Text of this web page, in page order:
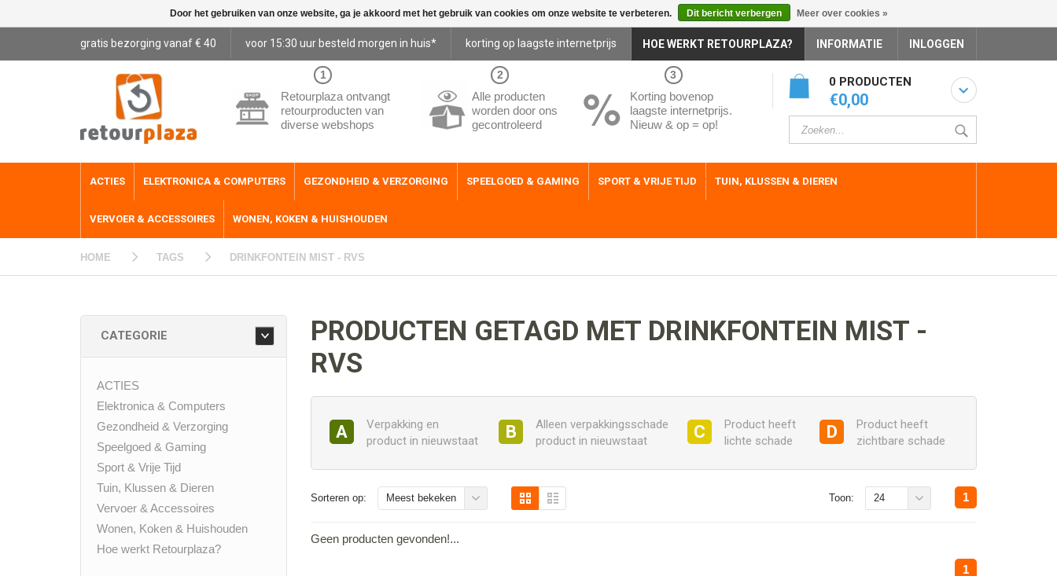
gratis bezorging vanaf € 40 voor 15:30 uur besteld morgen in huis* korting op laagste internetprijs HOE WERKT RETOURPLAZA? INFORMATIE INLOGGEN
1
Retourplaza ontvangt
retourproducten van
diverse webshops
2
Alle producten
worden door ons
gecontroleerd
3
Korting bovenop
laagste internetprijs.
Nieuw & op = op!
0 PRODUCTEN
€0,00
ACTIES ELEKTRONICA & COMPUTERS GEZONDHEID & VERZORGING SPEELGOED & GAMING SPORT & VRIJE TIJD TUIN, KLUSSEN & DIEREN
VERVOER & ACCESSOIRES WONEN, KOKEN & HUISHOUDEN
HOME TAGS DRINKFONTEIN MIST - RVS
CATEGORIE
ACTIES
Elektronica & Computers
Gezondheid & Verzorging
Speelgoed & Gaming
Sport & Vrije Tijd
Tuin, Klussen & Dieren
Vervoer & Accessoires
Wonen, Koken & Huishouden
Hoe werkt Retourplaza?
PRODUCTEN GETAGD MET DRINKFONTEIN MIST -
RVS
A
Verpakking en
product in nieuwstaat
B
Alleen verpakkingsschade
product in nieuwstaat
C
Product heeft
lichte schade
D
Product heeft
zichtbare schade
Sorteren op: Meest bekeken 1
Toon: 24
Geen producten gevonden!...
1
Door het gebruiken van onze website, ga je akkoord met het gebruik van cookies om onze website te verbeteren. Dit bericht verbergen Meer over cookies »